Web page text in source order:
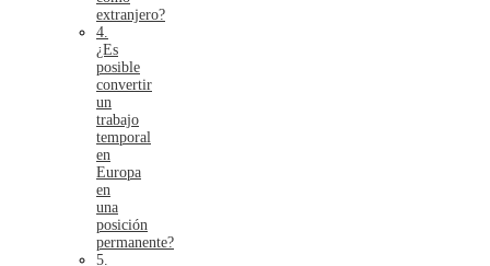
extranjero?
4.
¿Es
posible
convertir
un
trabajo
temporal
en
Europa
en
una
posición
permanente?
5.